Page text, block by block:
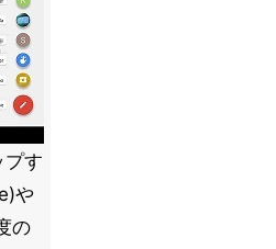
プす
や
の